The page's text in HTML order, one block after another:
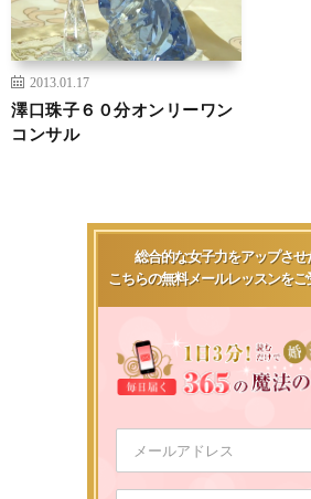
2013.01.17
澤口珠子６０分オンリーワン
コンサル
総合的な女子力をアップさせ
こちらの無料メールレッスンを